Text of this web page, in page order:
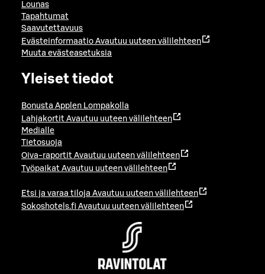
Lounas
Tapahtumat
Saavutettavuus
Evästeinformaatio Avautuu uuteen välilehteen
Muuta evästeasetuksia
Yleiset tiedot
Bonusta Applen Lompakolla
Lahjakortit Avautuu uuteen välilehteen
Medialle
Tietosuoja
Oiva-raportit Avautuu uuteen välilehteen
Työpaikat Avautuu uuteen välilehteen
Etsi ja varaa tiloja Avautuu uuteen välilehteen
Sokoshotels.fi Avautuu uuteen välilehteen